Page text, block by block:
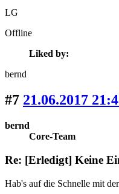
LG
Offline
Liked by:
bernd
#7 21.06.2017
bernd
Core-Team
Re: [Erledigt] Keine
Hab's auf die Schnelle mit